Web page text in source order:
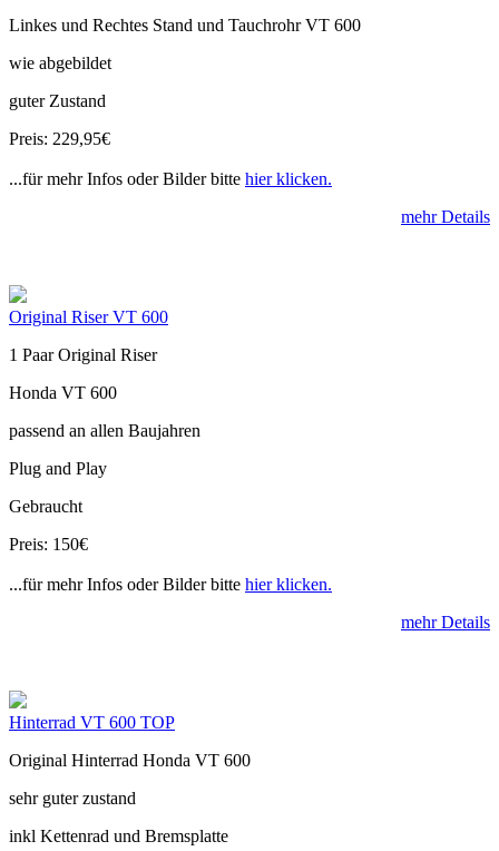
Linkes und Rechtes Stand und Tauchrohr VT 600
wie abgebildet
guter Zustand
Preis: 229,95€
...für mehr Infos oder Bilder bitte hier klicken.
mehr Details
Original Riser VT 600
1 Paar Original Riser
Honda VT 600
passend an allen Baujahren
Plug and Play
Gebraucht
Preis: 150€
...für mehr Infos oder Bilder bitte hier klicken.
mehr Details
Hinterrad VT 600 TOP
Original Hinterrad Honda VT 600
sehr guter zustand
inkl Kettenrad und Bremsplatte